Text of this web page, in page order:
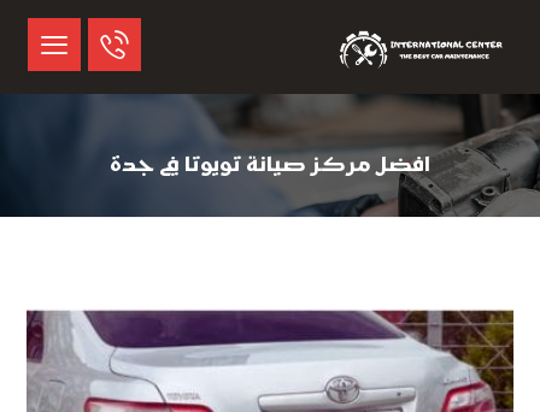
افضل مركز صيانة تويوتا في جدة